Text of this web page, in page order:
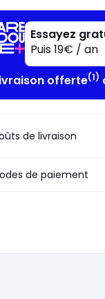
Essayez
Puis 19€ / an
offerte(1)
de livraison
de paiement